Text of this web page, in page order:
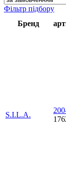
Фільтр підбору
Бренд
S.I.L.A.